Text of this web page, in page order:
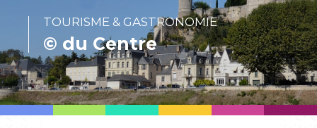
TOURISME & GASTRONOMIE
© du Centre